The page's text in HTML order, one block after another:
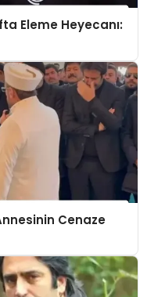
Eleme Heyecanı:
Cenaze